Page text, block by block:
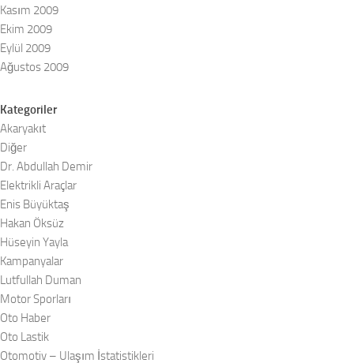
Kasım 2009
Ekim 2009
Eylül 2009
Ağustos 2009
Kategoriler
Akaryakıt
Diğer
Dr. Abdullah Demir
Elektrikli Araçlar
Enis Büyüktaş
Hakan Öksüz
Hüseyin Yayla
Kampanyalar
Lutfullah Duman
Motor Sporları
Oto Haber
Oto Lastik
Otomotiv – Ulaşım İstatistikleri